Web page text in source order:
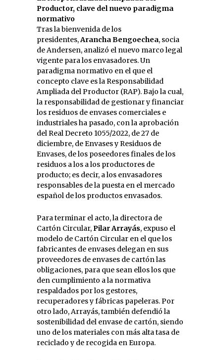
Productor, clave del nuevo paradigma
normativo
Tras la bienvenida de los
presidentes,Arancha Bengoechea, socia
de Andersen, analizó el nuevo marco legal
vigente para los envasadores. Un
paradigma normativo en el que el
concepto clave es la Responsabilidad
Ampliada del Productor (RAP). Bajo la cual,
la responsabilidad de gestionar y financiar
los residuos de envases comerciales e
industriales ha pasado, con la aprobación
del Real Decreto 1055/2022, de 27 de
diciembre, de Envases y Residuos de
Envases, de los poseedores finales de los
residuos a los a los productores de
producto; es decir, a los envasadores
responsables de la puesta en el mercado
español de los productos envasados.
Para terminar el acto, la directora de
Cartón Circular,Pilar Arrayás, expuso el
modelo de Cartón Circular en el que los
fabricantes de envases delegan en sus
proveedores de envases de cartón las
obligaciones, para que sean ellos los que
den cumplimiento a la normativa
respaldados por los gestores,
recuperadores y fábricas papeleras. Por
otro lado, Arrayás, también defendió la
sostenibilidad del envase de cartón, siendo
uno de los materiales con más alta tasa de
reciclado y de recogida en Europa.